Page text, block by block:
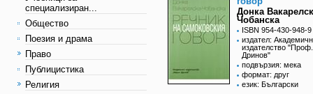
специализиран...
Общество
Поезия и драма
Право
Публицистика
Религия
Донка
Чобанска
ISBN 954-430-948-9
издател:
издателство
Дринов"
подвързия: мека
формат: друг
език: Български